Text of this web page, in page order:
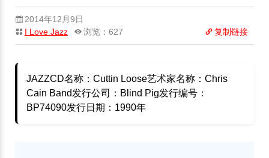
2014年12月9日
I Love Jazz
浏览：627 复制链接
JAZZCD名称：Cuttin Loose艺术家名称：Chris
Cain Band发行公司：Blind Pig发行编号：
BP74090发行日期：1990年